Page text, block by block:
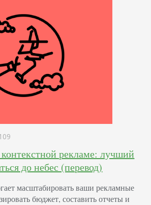
контекстной рекламе: лучший
до небес (перевод)
масштабировать ваши рекламные
бюджет, составить отчеты и